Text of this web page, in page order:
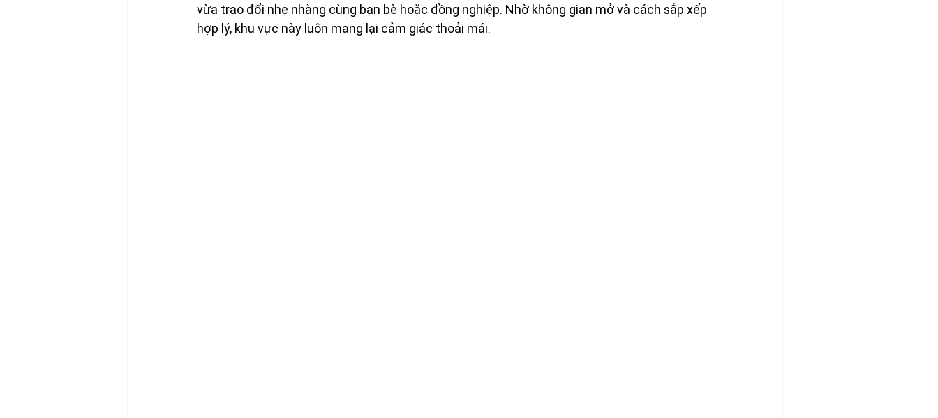
vừa trao đổi nhẹ nhàng cùng bạn bè hoặc đồng nghiệp. Nhờ không gian mở và cách sắp xếp
hợp lý, khu vực này luôn mang lại cảm giác thoải mái.